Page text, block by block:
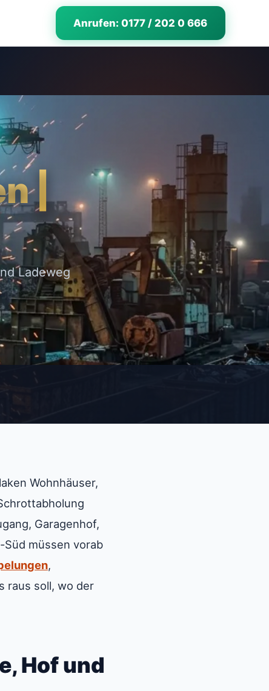
Anrufen: 0177 / 202 0 666
|
Ladeweg
Wohnhäuser,
Garagenhof,
Süd müssen vorab
,
raus soll, wo der
Hof und